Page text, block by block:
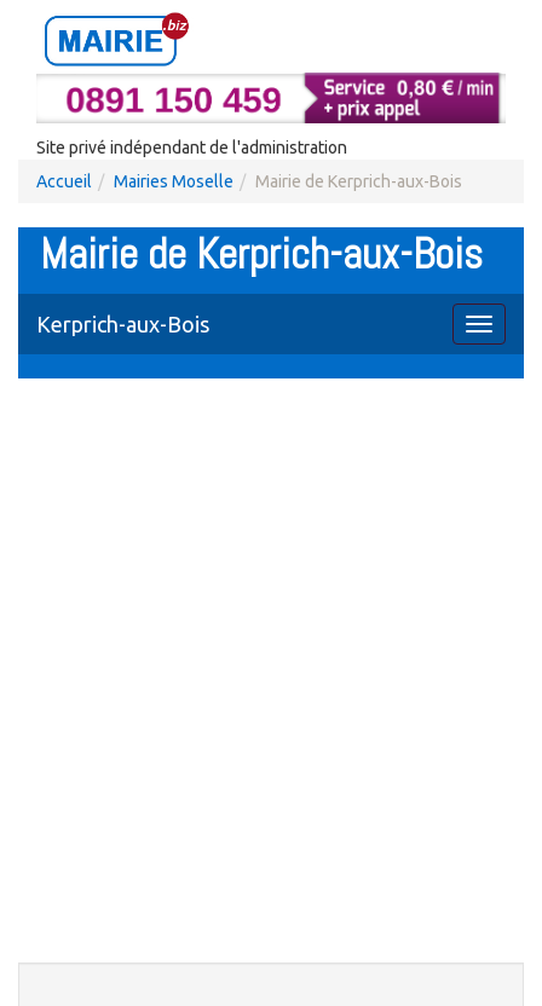
Site privé indépendant de l'administration
Accueil
Mairies Moselle Mairie de Kerprich-aux-Bois
Mairie de Kerprich-aux-Bois
Toggle
Kerprich-aux-Bois